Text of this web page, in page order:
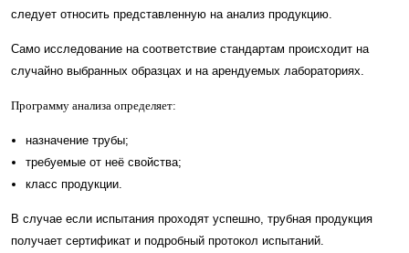
следует относить представленную на анализ продукцию.
Само исследование на соответствие стандартам происходит на
случайно выбранных образцах и на арендуемых лабораториях.
Программу анализа определяет:
назначение трубы;
требуемые от неё свойства;
класс продукции.
В случае если испытания проходят успешно, трубная продукция
получает сертификат и подробный протокол испытаний.